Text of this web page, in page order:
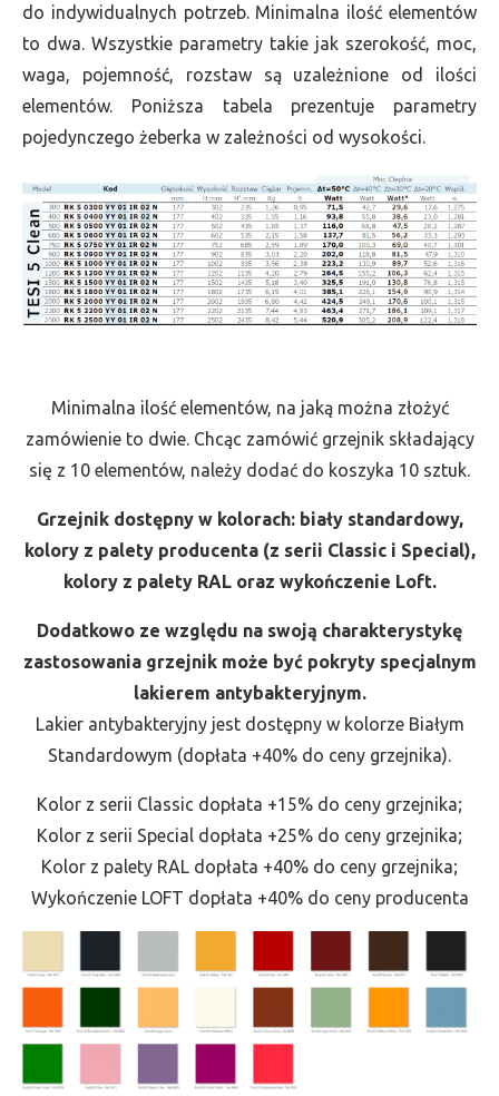
do indywidualnych potrzeb. Minimalna ilość elementów
to dwa. Wszystkie parametry takie jak szerokość, moc,
waga, pojemność, rozstaw są uzależnione od ilości
elementów. Poniższa tabela prezentuje parametry
pojedynczego żeberka w zależności od wysokości.
Minimalna ilość elementów, na jaką można złożyć
zamówienie to dwie. Chcąc zamówić grzejnik składający
się z 10 elementów, należy dodać do koszyka 10 sztuk.
Grzejnik dostępny w kolorach: biały standardowy,
kolory z palety producenta (z serii Classic i Special),
kolory z palety RAL oraz wykończenie Loft.
Dodatkowo ze względu na swoją charakterystykę
zastosowania grzejnik może być pokryty specjalnym
lakierem antybakteryjnym.
Lakier antybakteryjny jest dostępny w kolorze Białym
Standardowym (dopłata +40% do ceny grzejnika).
Kolor z serii Classic dopłata +15% do ceny grzejnika;
Kolor z serii Special dopłata +25% do ceny grzejnika;
Kolor z palety RAL dopłata +40% do ceny grzejnika;
Wykończenie LOFT dopłata +40% do ceny producenta